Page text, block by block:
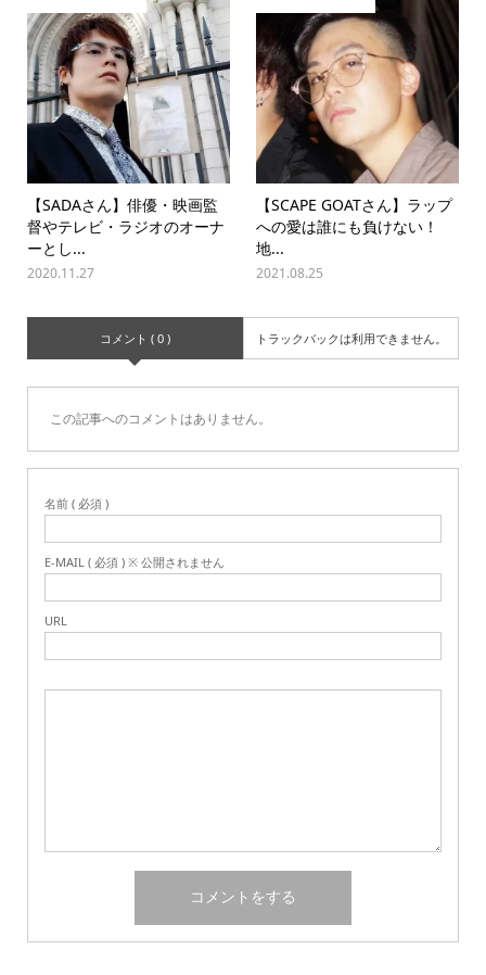
【SADAさん】俳優・映画監
督やテレビ・ラジオのオーナ
ーとし...
2020.11.27
【SCAPE GOATさん】ラップ
への愛は誰にも負けない！
地...
2021.08.25
コメント ( 0 ) トラックバックは利用できません。
この記事へのコメントはありません。
名前 ( 必須 )
E-MAIL ( 必須 ) ※ 公開されません
URL